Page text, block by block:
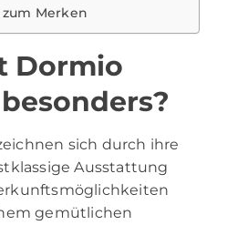
Merken
Dormio
sich durch ihre
Ausstattung
gemütlichen